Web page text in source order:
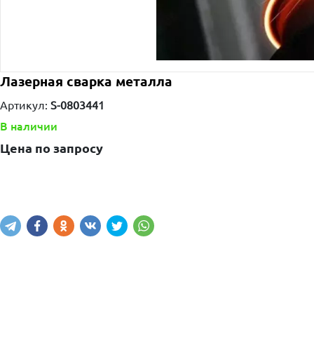
Лазерная сварка металла
Артикул: S-0803441
В наличии
Цена по запросу